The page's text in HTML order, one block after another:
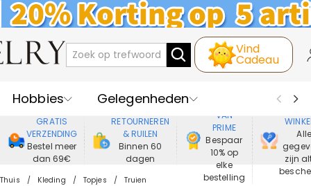
Vind
Cadeau
Hobbies
Gelegenheden
Recipienten
Best Verkochte
Nieuwe
Juwelen
GRATIS
VERZENDING
Bestel meer
dan 69€
RETOURNEREN
& RUILEN
Binnen 60
dagen
VAN
PRIME
Bespaar
10% op
elke
bestelling
Alle
zijn
Thuis Kleding Topjes Truien